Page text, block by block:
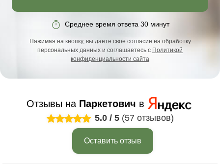
Среднее время ответа 30 минут
Нажимая на кнопку, вы даете свое согласие на обработку
персональных данных и соглашаетесь с Политикой
конфиденциальности сайта
Отзывы на Паркетович в
5.0 / 5 (57 отзывов)
Оставить отзыв